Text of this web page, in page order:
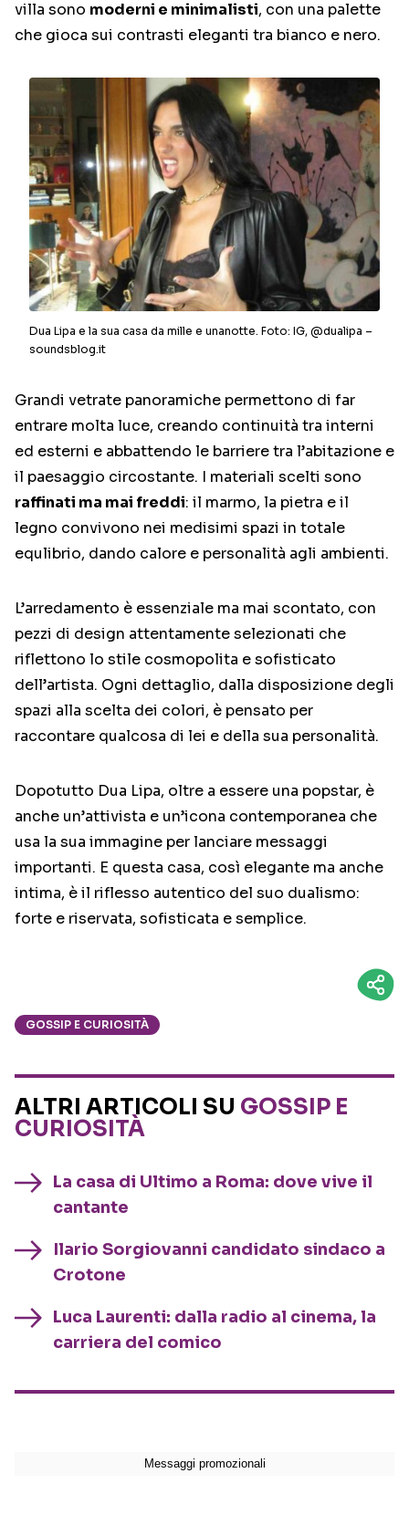
villa sono moderni e minimalisti, con una palette
che gioca sui contrasti eleganti tra bianco e nero.
Dua Lipa e la sua casa da mille e unanotte. Foto: IG, @dualipa –
soundsblog.it
Grandi vetrate panoramiche permettono di far
entrare molta luce, creando continuità tra interni
ed esterni e abbattendo le barriere tra l’abitazione e
il paesaggio circostante. I materiali scelti sono
raffinati ma mai freddi: il marmo, la pietra e il
legno convivono nei medisimi spazi in totale
equlibrio, dando calore e personalità agli ambienti.
L’arredamento è essenziale ma mai scontato, con
pezzi di design attentamente selezionati che
riflettono lo stile cosmopolita e sofisticato
dell’artista. Ogni dettaglio, dalla disposizione degli
spazi alla scelta dei colori, è pensato per
raccontare qualcosa di lei e della sua personalità.
Dopotutto Dua Lipa, oltre a essere una popstar, è
anche un’attivista e un’icona contemporanea che
usa la sua immagine per lanciare messaggi
importanti. E questa casa, così elegante ma anche
intima, è il riflesso autentico del suo dualismo:
forte e riservata, sofisticata e semplice.
GOSSIP E CURIOSITÀ
ALTRI ARTICOLI SU GOSSIP E
CURIOSITÀ
La casa di Ultimo a Roma: dove vive il
cantante
Ilario Sorgiovanni candidato sindaco a
Crotone
Luca Laurenti: dalla radio al cinema, la
carriera del comico